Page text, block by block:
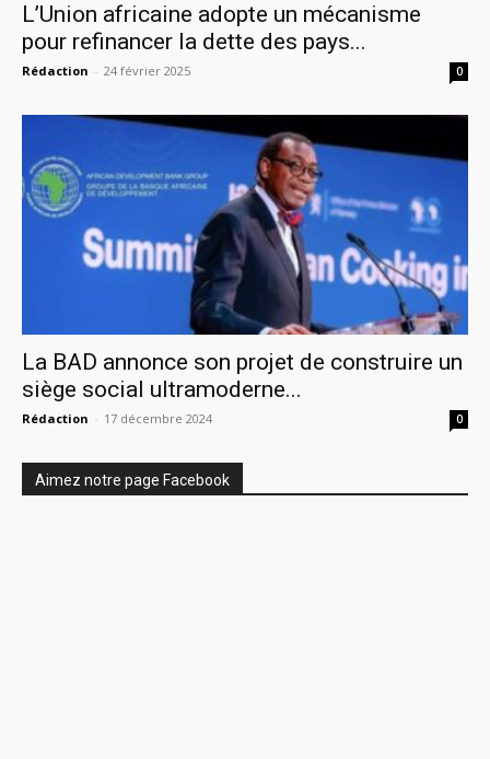
L’Union africaine adopte un mécanisme
pour refinancer la dette des pays...
Rédaction - 24 février 2025 0
La BAD annonce son projet de construire un
siège social ultramoderne...
Rédaction - 17 décembre 2024 0
Aimez notre page Facebook